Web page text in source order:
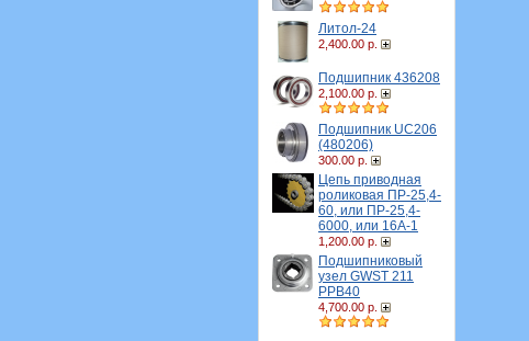
Литол-24
2,400.00 р.
Подшипник 436208
2,100.00 р.
Подшипник UC206
(480206)
300.00 р.
Цепь приводная
роликовая ПР-25,4-
60, или ПР-25,4-
6000, или 16A-1
1,200.00 р.
Подшипниковый
узел GWST 211
PPB40
4,700.00 р.